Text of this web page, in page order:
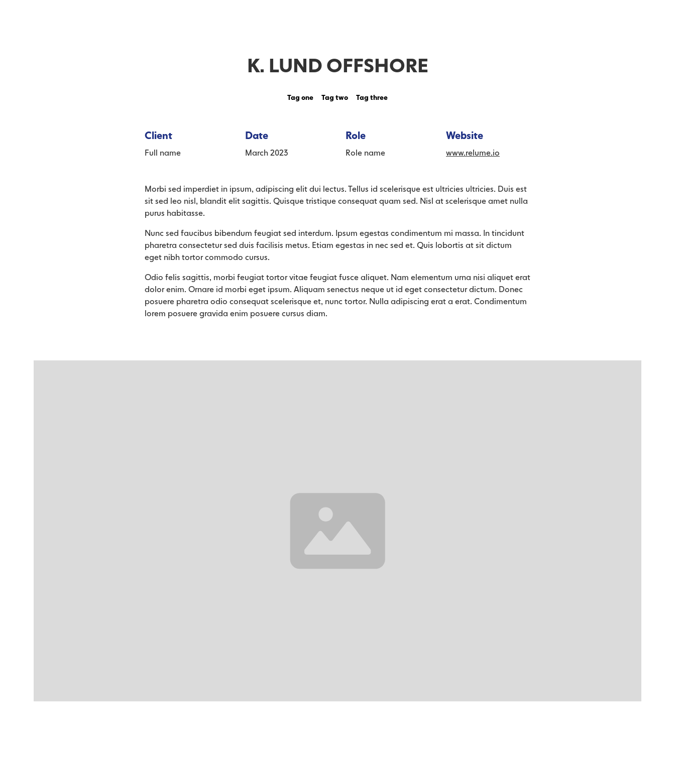
K. LUND OFFSHORE
Tag one Tag two Tag three
Client
Full name
Date
March 2023
Role
Role name
Website
www.relume.io
Morbi sed imperdiet in ipsum, adipiscing elit dui lectus. Tellus id scelerisque est ultricies ultricies. Duis est
sit sed leo nisl, blandit elit sagittis. Quisque tristique consequat quam sed. Nisl at scelerisque amet nulla
purus habitasse.
Nunc sed faucibus bibendum feugiat sed interdum. Ipsum egestas condimentum mi massa. In tincidunt
pharetra consectetur sed duis facilisis metus. Etiam egestas in nec sed et. Quis lobortis at sit dictum
eget nibh tortor commodo cursus.
Odio felis sagittis, morbi feugiat tortor vitae feugiat fusce aliquet. Nam elementum urna nisi aliquet erat
dolor enim. Ornare id morbi eget ipsum. Aliquam senectus neque ut id eget consectetur dictum. Donec
posuere pharetra odio consequat scelerisque et, nunc tortor. Nulla adipiscing erat a erat. Condimentum
lorem posuere gravida enim posuere cursus diam.